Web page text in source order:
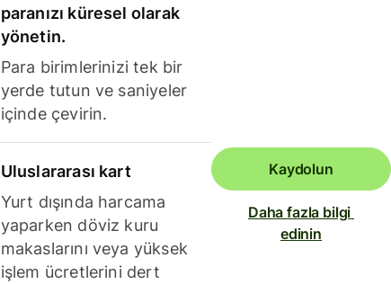
paranızı küresel olarak
yönetin.
Para birimlerinizi tek bir
yerde tutun ve saniyeler
içinde çevirin.
Uluslararası kart
Yurt dışında harcama
yaparken döviz kuru
makaslarını veya yüksek
işlem ücretlerini dert
Kaydolun
Daha fazla bilgi
edinin